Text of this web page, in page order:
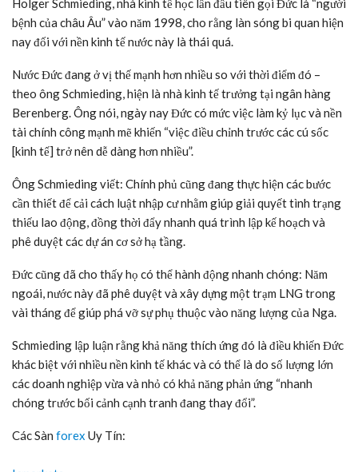
hạ tầng, khả năng cạnh tranh quốc tế và giờ Berlin đang nhận ra
thực tế này.”
các nhà sản xuất ngốn nhiều năng lượng.
Giá xăng ở châu Âu tăng vọt lên mức cao nhất mọi thời đại vào
mùa hè năm ngoái. Mặc dù chúng đã giảm mạnh trong những
tháng gần đây nhưng đang tăng trở lại do nguy cơ đình công tại
các nhà máy khí đốt tự nhiên hóa lỏng (LNG) ở Australia đã làm
dấy lên lo ngại về tình trạng khủng hoảng nguồn cung toàn cầu.
Chuyên gia Obst tại Viện Nghiên cứu Kinh tế Cologne cho biết:
“Cú sốc về giá năng lượng do chiến sự bùng nổ ở Ukraine đã tác
Đức. Nguy cơ phi công nghiệp hóa không chỉ là một cuộc tranh
luận mang tính học thuật.”
hoảng năng lượng năm ngoái tốt hơn nhiều người mong đợi,
nhưng Đức vẫn dễ bị tổn thương trước những cú sốc về nguồn
cung khí đốt tự nhiên. Điều đó một phần là do nước này đã ngừng
hoàn toàn hoạt động sản xuất điện hạt nhân, mang lại cho Berlin
ít nguồn năng lượng thay thế hơn so với các nước láng giềng như